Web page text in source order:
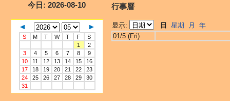
今日 : 2026-08-10
S M T W T F
S
1
2
3
4 5 6 7 8
9
10
11 12 13 14 15
16
17
18 19 20 21 22
23
24
25 26 27 28 29
30
31
行事曆
显示: 日 星期 月
年
01/5 (Fri)